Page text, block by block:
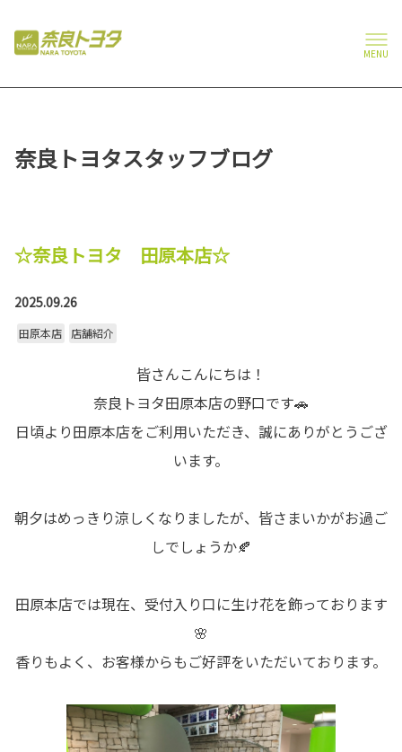
MENU
奈良トヨタスタッフブログ
☆奈良トヨタ 田原本店☆
2025.09.26
田原本店 店舗紹介
皆さんこんにちは！
奈良トヨタ田原本店の野口です🚗
日頃より田原本店をご利用いただき、誠にありがとうござ
います。
朝夕はめっきり涼しくなりましたが、皆さまいかがお過ご
しでしょうか🍂
田原本店では現在、受付入り口に生け花を飾っております
🌸
香りもよく、お客様からもご好評をいただいております。